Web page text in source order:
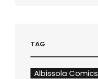
TAG
Albissola Comics